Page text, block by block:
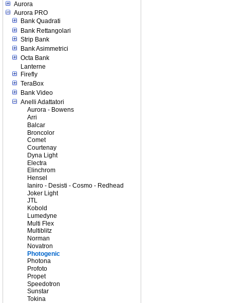
Aurora
Aurora PRO
Bank Quadrati
Bank Rettangolari
Strip Bank
Bank Asimmetrici
Octa Bank
Lanterne
Firefly
TeraBox
Bank Video
Anelli Adattatori
Aurora - Bowens
Arri
Balcar
Broncolor
Comet
Courtenay
Dyna Light
Electra
Elinchrom
Hensel
Ianiro - Desisti - Cosmo - Redhead
Joker Light
JTL
Kobold
Lumedyne
Multi Flex
Multiblitz
Norman
Novatron
Photogenic
Photona
Profoto
Propet
Speedotron
Sunstar
Tokina